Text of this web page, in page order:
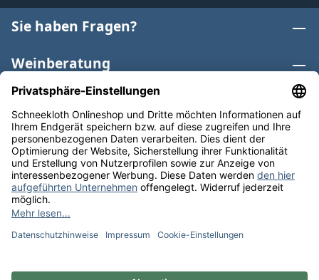
Sie haben Fragen?
Weinberatung
Informationen
Weinkategorien
Internationaler Wein
* Alle Preise inkl. gesetzl. Mehrwertsteuer zzgl.
anders angegeben. Bioprodukte im Bio-Kontrollverfahren